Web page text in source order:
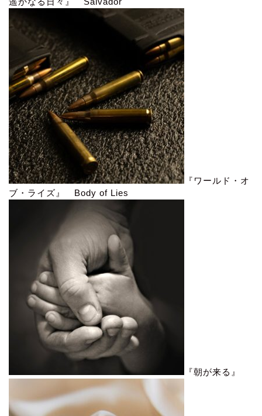
『ワールド・オ
ブ・ライズ』 Body of Lies
『朝が来る』